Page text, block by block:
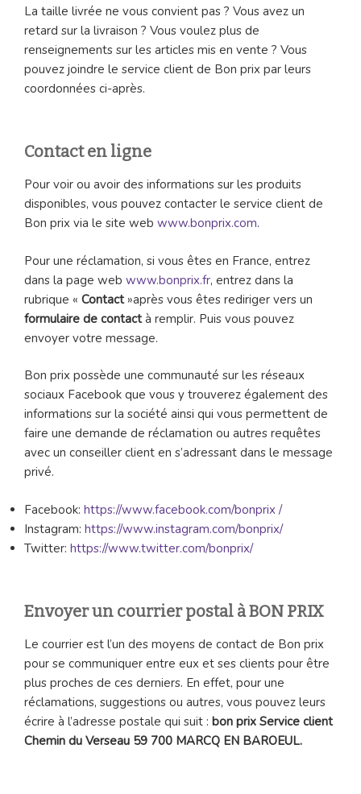
La taille livrée ne vous convient pas ? Vous avez un
retard sur la livraison ? Vous voulez plus de
renseignements sur les articles mis en vente ? Vous
pouvez joindre le service client de Bon prix par leurs
coordonnées ci-après.
Contact en ligne
Pour voir ou avoir des informations sur les produits
disponibles, vous pouvez contacter le service client de
Bon prix via le site web www.bonprix.com.
Pour une réclamation, si vous êtes en France, entrez
dans la page web www.bonprix.fr, entrez dans la
rubrique « Contact »après vous êtes rediriger vers un
formulaire de contactà remplir. Puis vous pouvez
envoyer votre message.
Bon prix possède une communauté sur les réseaux
sociaux Facebook que vous y trouverez également des
informations sur la société ainsi qui vous permettent de
faire une demande de réclamation ou autres requêtes
avec un conseiller client en s’adressant dans le message
privé.
Facebook: https://www.facebook.com/bonprix /
Instagram: https://www.instagram.com/bonprix/
Twitter: https://www.twitter.com/bonprix/
Envoyer un courrier postal à BON PRIX
Le courrier est l’un des moyens de contact de Bon prix
pour se communiquer entre eux et ses clients pour être
plus proches de ces derniers. En effet, pour une
réclamations, suggestions ou autres, vous pouvez leurs
écrire à l’adresse postale qui suit : bon prix Service client
Chemin du Verseau 59 700 MARCQ EN BAROEUL.